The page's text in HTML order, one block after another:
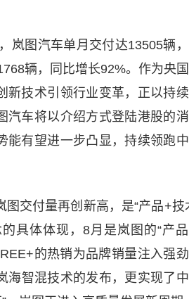
岚图汽车单月交付达13505辆，
辆，同比增长92%。作为央
新技术引领行业变革，正以持
汽车将以介绍方式登陆港股的
能有望进一步凸显，持续领跑
交付量再创新高，是“产品+技
具体体现，8月是岚图的“产
的热销为品牌销量注入强
海智混技术的发布，更实现了